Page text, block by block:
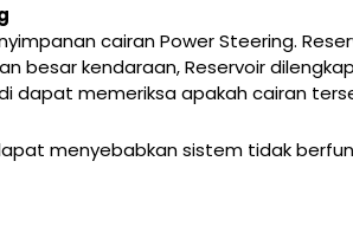
cairan Power Steering.
besar kendaraan, Reservoir
dapat memeriksa apakah cairan
menyebabkan sistem tidak